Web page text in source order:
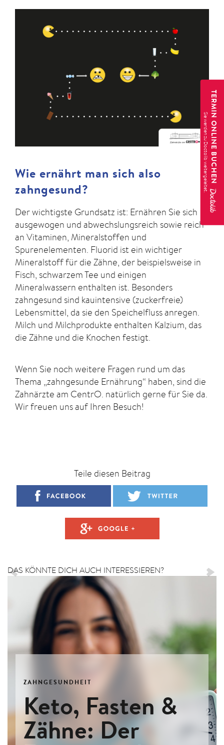
Wie ernährt man sich also
zahngesund?
Der wichtigste Grundsatz ist: Ernähren Sie sich
ausgewogen und abwechslungsreich sowie reich
an Vitaminen, Mineralstoffen und
Spurenelementen. Fluorid ist ein wichtiger
Mineralstoff für die Zähne, der beispielsweise in
Fisch, schwarzem Tee und einigen
Mineralwassern enthalten ist. Besonders
zahngesund sind kauintensive (zuckerfreie)
Lebensmittel, da sie den Speichelfluss anregen.
Milch und Milchprodukte enthalten Kalzium, das
die Zähne und die Knochen festigt.
Wenn Sie noch weitere Fragen rund um das
Thema „zahngesunde Ernährung“ haben, sind die
Zahnärzte am CentrO. natürlich gerne für Sie da.
Wir freuen uns auf Ihren Besuch!
Teile diesen Beitrag
DAS KÖNNTE DICH AUCH INTERESSIEREN?
ZAHNGESUNDHEIT
Keto, Fasten &
Zähne: Der
TERMIN ONLINE BUCHEN